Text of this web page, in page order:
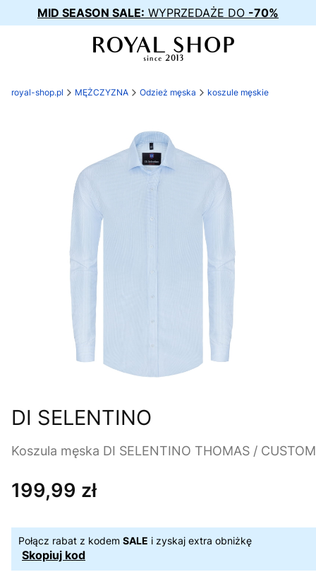
MID SEASON SALE: WYPRZEDAŻE DO -70%
royal-shop.pl MĘŻCZYZNA Odzież męska koszule męskie
DI SELENTINO
Koszula męska DI SELENTINO THOMAS / CUSTOM
Cena
199,99 zł
Połącz rabat z kodem SALE i zyskaj extra obniżkę
Skopiuj kod